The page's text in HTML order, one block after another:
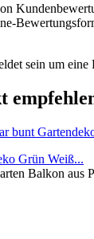
sein um
Grün Weiß...
Balkon